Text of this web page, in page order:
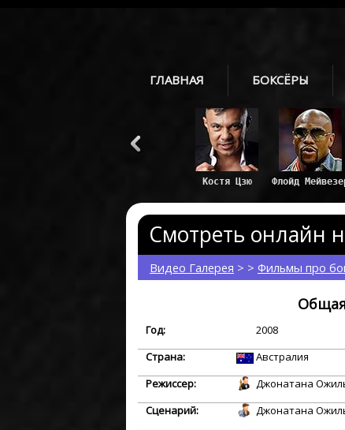
ГЛАВНАЯ БОКСЁРЫ
Костя Цзю Флойд
Смотреть онлайн
Видео Галерея > > Фильмы про
Год:
2008
Страна:
Австралия
Режиссер:
Джонатана
Сценарий:
Джонатана